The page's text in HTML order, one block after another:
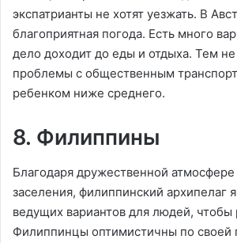
экспатрианты не хотят уезжать. В
благоприятная погода. Есть много
дело доходит до еды и отдыха. Тем
проблемы с общественным
ребенком ниже среднего.
8. Филиппины
Благодаря дружественной атмосфере
заселения, филиппинский архипелаг
ведущих вариантов для людей, чтобы
Филиппинцы оптимистичны по своей